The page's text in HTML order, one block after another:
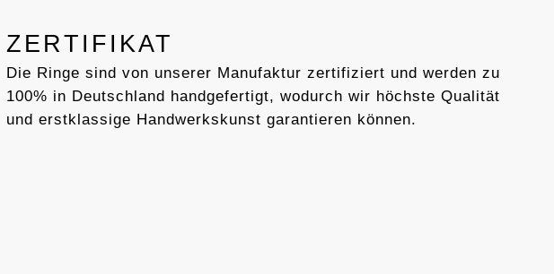
ZERTIFIKAT
Die Ringe sind von unserer Manufaktur zertifiziert und werden zu
100% in Deutschland handgefertigt, wodurch wir höchste Qualität
und erstklassige Handwerkskunst garantieren können.